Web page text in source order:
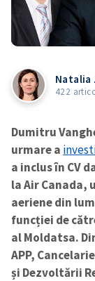
Natalia
422
Dumitru
urmare a
a inclus în CV
la Air Canada,
aeriene din
funcției de
al Moldatsa.
APP,
și Dezvoltării